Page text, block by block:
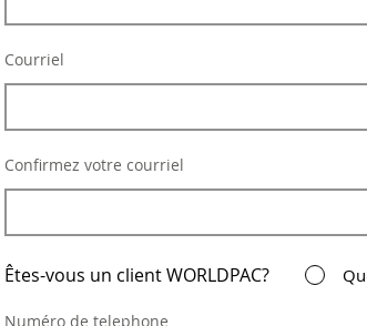
Courriel
Confirmez votre courriel
Numéro de telephone
Êtes-vous un client WORLDPAC?